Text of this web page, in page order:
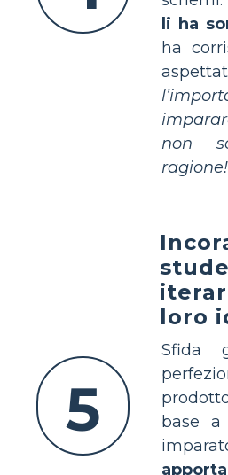
li ha
ha
non
ragione!
5
loro
Sfida
base